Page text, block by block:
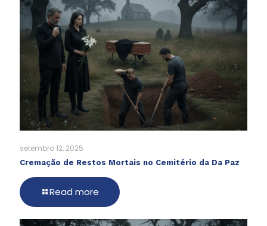
setembro 12, 2025
Cremação de Restos Mortais no Cemitério da Da Paz
Read more